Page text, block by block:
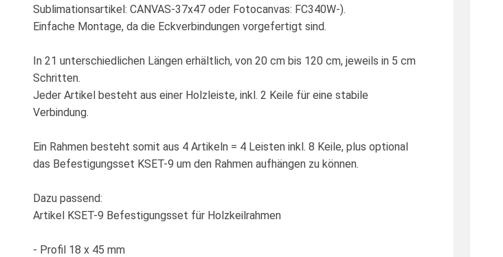
Sublimationsartikel: CANVAS-37x47 oder Fotocanvas: FC340W-).
Einfache Montage, da die Eckverbindungen vorgefertigt sind.
In 21 unterschiedlichen Längen erhältlich, von 20 cm bis 120 cm, jeweils in 5 cm
Schritten.
Jeder Artikel besteht aus einer Holzleiste, inkl. 2 Keile für eine stabile
Verbindung.
Ein Rahmen besteht somit aus 4 Artikeln = 4 Leisten inkl. 8 Keile, plus optional
das Befestigungsset KSET-9 um den Rahmen aufhängen zu können.
Dazu passend:
Artikel KSET-9 Befestigungsset für Holzkeilrahmen
- Profil 18 x 45 mm